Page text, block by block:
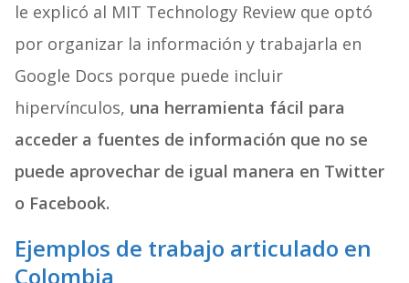
le explicó al MIT Technology Review que optó
por organizar la información y trabajarla en
Google Docs porque puede incluir
hipervínculos, una herramienta fácil para
acceder a fuentes de información que no se
puede aprovechar de igual manera en Twitter
o Facebook.
Ejemplos de trabajo articulado en
Colombia